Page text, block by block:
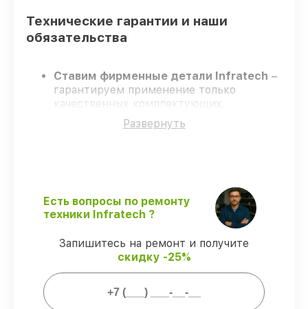
Технические гарантии и наши
обязательства
Ставим фирменные детали Infratech –
гарантируем применение только
качественных комплектующих.
Сертифицированные специалисты
проходят постоянное обучение, что
ремонт оптического прицела Infratech
IT-404C без задержек.
Официальная гарантия
– все все виды
ремонта защищены официальной
гарантией Infratech.
Мы гарантируем:
Развернуть
Есть вопросы по ремонту
техники Infratech ?
Запишитесь на ремонт и получите
скидку -25%